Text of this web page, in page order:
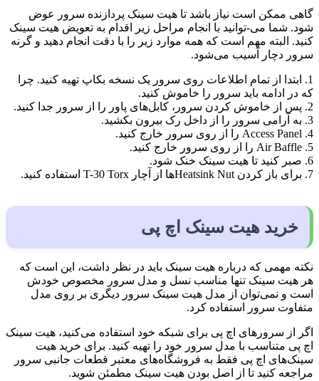
گاهی ممکن است نیاز باشد تا هیت سینک پردازنده سرور عوض
شود. شما می-توانید با انجام مراحل زیر اقدام به تعویض هیت سینک
کنید. البته مهم است که همه موارد زیر را با دقت انجام دهید و گرنه
سرور دچار آسیب می‌شود.
1. ابتدا از تمام اطلاعات روی سرور یک نسخه بکاپ تهیه کنید. چرا
که در ادامه باید سرور را خاموش کنید.
2. پس از خاموش کردن سرور، کابل‌های پاور را از سرور جدا کنید.
3. به آرامی سرور را از داخل رک بیرون بکشید.
4. Access Panel را از روی سرور خارج کنید.
5. Air Baffle را از روی سرور خارج کنید.
6. صبر کنید تا هیت سینک خنک شود.
7. برای باز کردن Heatsink Nutها از آچار T-30 Torx استفاده کنید.
خرید هیت سینک اچ پی
نکته مهمی که درباره هیت سینک باید در نظر داشت، این است که
هر هیت سینک تنها مناسب نسل و مدل سرور مخصوص خودش
است و نمی‌توان از مدل هیت سینک سرور دیگری بر روی مدل
متفاوت سرور استفاده کرد.
اگر از سرورهای اچ پی برای شبکه خود استفاده می‌کنید، هیت سینک‌
اچ پی متناسب با مدل سرور خود را تهیه کنید. برای خرید هیت
سینک‌های اچ پی فقط به فروشگاه‌های معتبر قطعات جانبی سرور
مراجعه کنید تا از اصل بودن هیت سینک مطمئن شوید.